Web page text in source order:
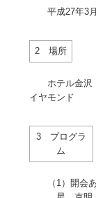
平成27年3月
2 場所
ホテル金沢（
イヤモンド
3 プログラ
ム
（1）開会あ